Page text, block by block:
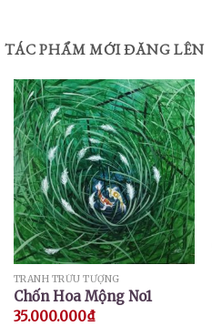
TÁC PHẨM MỚI ĐĂNG LÊN
TRANH TRỪU TƯỢNG
Chốn Hoa Mộng No1
35.000.000₫